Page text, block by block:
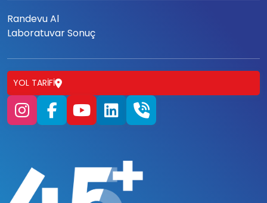
Randevu Al
Laboratuvar Sonuç
YOL TARIFI